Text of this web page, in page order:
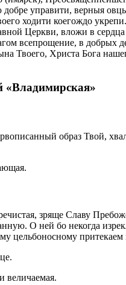
управити, верныя
ходити коегождо
Церкви, вложи в
всепрощение, в добрых
Твоего, Христа Бога
«Владимирская»
образ Твой,
зряще Славу
О ней бо некогда
цельбоносному
величаемая.